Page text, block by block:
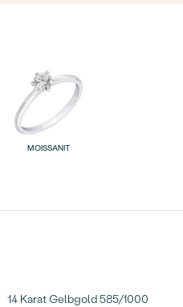
MOISSANIT
14 Karat Gelbgold 585/1000